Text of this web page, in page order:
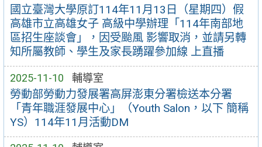
國立臺灣大學原訂114年11月13日（星期四）假
高雄市立高雄女子 高級中學辦理「114年南部地
區招生座談會」，因受颱風 影響取消，並請另轉
知所屬教師、學生及家長踴躍參加線 上直播
2025-11-10 輔導室
勞動部勞動力發展署高屏澎東分署檢送本分署
「青年職涯發展中心」（Youth Salon，以下 簡稱
YS）114年11月活動DM